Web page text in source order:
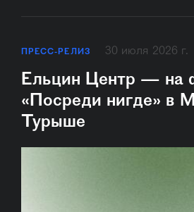
ПРЕСС-РЕЛИЗ 30 июля 2026 г.
Ельцин Центр — на
«Посреди нигде» в
Турыше